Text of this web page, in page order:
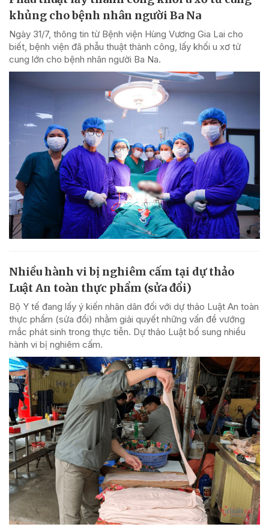
khủng cho bệnh nhân người Ba Na
Ngày 31/7, thông tin từ Bệnh viện Hùng Vương Gia Lai cho
biết, bệnh viện đã phẫu thuật thành công, lấy khối u xơ tử
cung lớn cho bệnh nhân người Ba Na.
Nhiều hành vi bị nghiêm cấm tại dự thảo
Luật An toàn thực phẩm (sửa đổi)
Bộ Y tế đang lấy ý kiến nhân dân đối với dự thảo Luật An toàn
thực phẩm (sửa đổi) nhằm giải quyết những vấn đề vướng
mắc phát sinh trong thực tiễn. Dự thảo Luật bổ sung nhiều
hành vi bị nghiêm cấm.